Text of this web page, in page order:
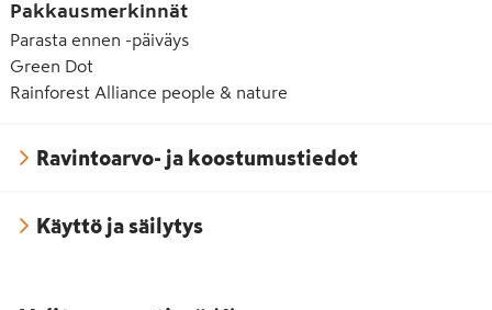
Pakkausmerkinnät
Parasta ennen -päiväys
Green Dot
Rainforest Alliance people & nature
Ravintoarvo- ja koostumustiedot
Käyttö ja säilytys